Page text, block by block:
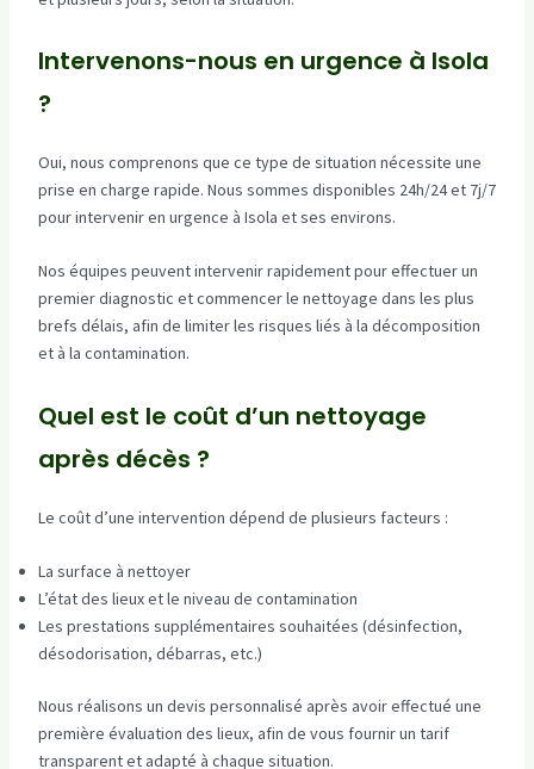
Intervenons-nous en urgence à Isola
?
Oui, nous comprenons que ce type de situation nécessite une
prise en charge rapide. Nous sommes disponibles 24h/24 et 7j/7
pour intervenir en urgence à Isola et ses environs.
Nos équipes peuvent intervenir rapidement pour effectuer un
premier diagnostic et commencer le nettoyage dans les plus
brefs délais, afin de limiter les risques liés à la décomposition
et à la contamination.
Quel est le coût d’un nettoyage
après décès ?
Le coût d’une intervention dépend de plusieurs facteurs :
La surface à nettoyer
L’état des lieux et le niveau de contamination
Les prestations supplémentaires souhaitées (désinfection,
désodorisation, débarras, etc.)
Nous réalisons un devis personnalisé après avoir effectué une
première évaluation des lieux, afin de vous fournir un tarif
transparent et adapté à chaque situation.